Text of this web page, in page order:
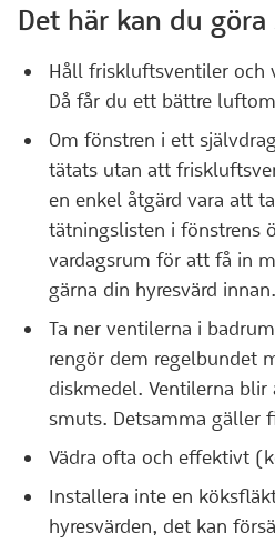
Det här kan du göra
Håll friskluftsventiler och
Då får du ett bättre
Om fönstren i ett
tätats utan att
en enkel åtgärd vara att
tätningslisten i fönstrens
vardagsrum för att få in
gärna din hyresvärd innan.
Ta ner ventilerna i
rengör dem regelbundet
diskmedel. Ventilerna
smuts. Detsamma gäller
Vädra ofta och effektivt
Installera inte en
hyresvärden, det kan